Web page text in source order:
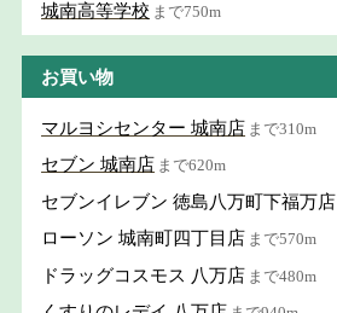
城南高等学校 まで750m
お買い物
マルヨシセンター 城南店 まで310m
セブン 城南店 まで620m
セブンイレブン 徳島八万町下福万店
ローソン 城南町四丁目店 まで570m
ドラッグコスモス 八万店 まで480m